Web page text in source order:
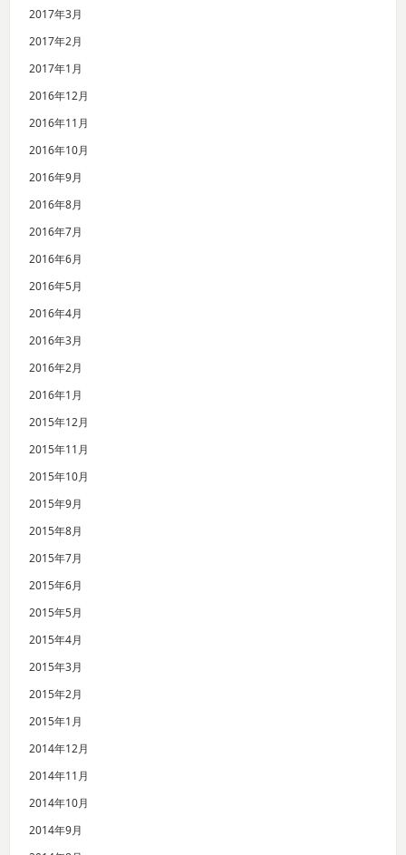
2017年3月
2017年2月
2017年1月
2016年12月
2016年11月
2016年10月
2016年9月
2016年8月
2016年7月
2016年6月
2016年5月
2016年4月
2016年3月
2016年2月
2016年1月
2015年12月
2015年11月
2015年10月
2015年9月
2015年8月
2015年7月
2015年6月
2015年5月
2015年4月
2015年3月
2015年2月
2015年1月
2014年12月
2014年11月
2014年10月
2014年9月